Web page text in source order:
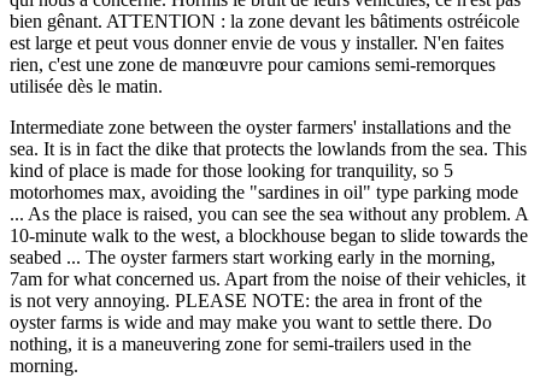
bien gênant. ATTENTION : la zone devant les bâtiments ostréicole
est large et peut vous donner envie de vous y installer. N'en faites
rien, c'est une zone de manœuvre pour camions semi-remorques
utilisée dès le matin.
Intermediate zone between the oyster farmers' installations and the
sea. It is in fact the dike that protects the lowlands from the sea. This
kind of place is made for those looking for tranquility, so 5
motorhomes max, avoiding the "sardines in oil" type parking mode
... As the place is raised, you can see the sea without any problem. A
10-minute walk to the west, a blockhouse began to slide towards the
seabed ... The oyster farmers start working early in the morning,
7am for what concerned us. Apart from the noise of their vehicles, it
is not very annoying. PLEASE NOTE: the area in front of the
oyster farms is wide and may make you want to settle there. Do
nothing, it is a maneuvering zone for semi-trailers used in the
morning.